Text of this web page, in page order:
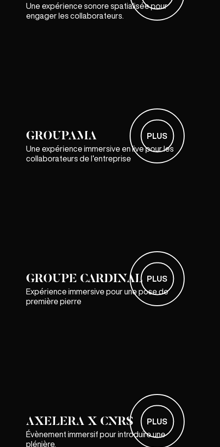
Une expérience sonore spatialisée pour
engager les collaborateurs.
GROUPAMA
Une expérience immersive en live pour les
collaborateurs de l’entreprise
PLUS
GROUPE CARDINAL
Expérience immersive pour une pose de
première pierre
PLUS
AXELERA X CNRS
Évènement immersif pour introduire une
plénière.
PLUS